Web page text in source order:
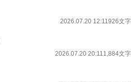
2026.07.20 12:11926文字
2026.07.20 20:111,884文字